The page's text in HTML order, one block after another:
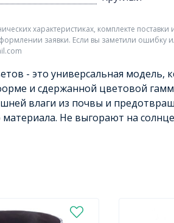
характеристиках, комплекте
заявки. Если вы заметили ошибку
- это универсальная модель,
и сдержанной цветовой
влаги из почвы и
материала. Не выгорают на